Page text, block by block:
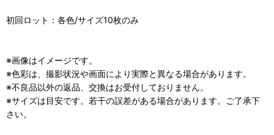
初回ロット：各色/サイズ10枚のみ
※画像はイメージです。
※色彩は、撮影状況や画面により実際と異なる場合があります。
※不良品以外の返品、交換はお受付しておりません。
※サイズは目安です。若干の誤差がある場合があります。ご了承下
さい。